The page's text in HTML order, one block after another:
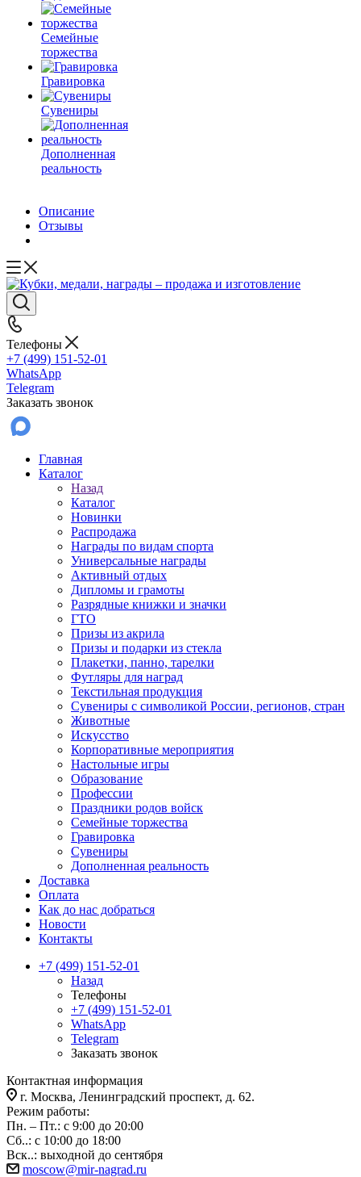
Семейные
торжества
Гравировка
Сувениры
Дополненная
реальность
Описание
Отзывы
Телефоны
+7 (499) 151-52-01
WhatsApp
Telegram
Заказать звонок
Главная
Каталог
Назад
Каталог
Новинки
Распродажа
Награды по видам спорта
Универсальные награды
Активный отдых
Дипломы и грамоты
Разрядные книжки и значки
ГТО
Призы из акрила
Призы и подарки из стекла
Плакетки, панно, тарелки
Футляры для наград
Текстильная продукция
Сувениры с символикой России, регионов, стран
Животные
Искусство
Корпоративные мероприятия
Настольные игры
Образование
Профессии
Праздники родов войск
Семейные торжества
Гравировка
Сувениры
Дополненная реальность
Доставка
Оплата
Как до нас добраться
Новости
Контакты
+7 (499) 151-52-01
Назад
Телефоны
+7 (499) 151-52-01
WhatsApp
Telegram
Заказать звонок
Контактная информация
г. Москва, Ленинградский проспект, д. 62.
Режим работы:
Пн. – Пт.: с 9:00 до 20:00
Сб..: с 10:00 до 18:00
Вск..: выходной до сентября
moscow@mir-nagrad.ru